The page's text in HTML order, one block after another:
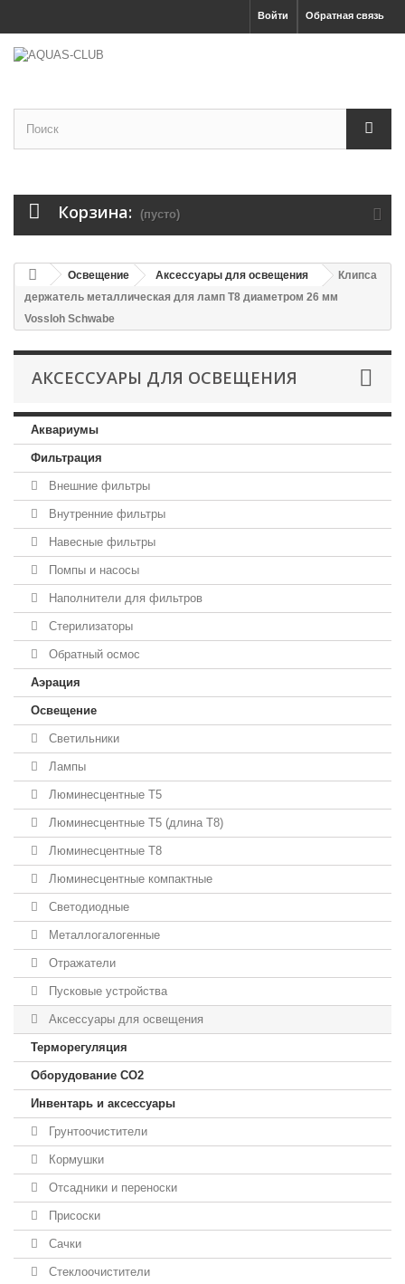
Обратная связь
Войти
Корзина: (пусто)
Освещение Аксессуары для освещения
Клипса
держатель металлическая для ламп T8 диаметром 26 мм
Vossloh Schwabe
АКСЕССУАРЫ ДЛЯ ОСВЕЩЕНИЯ
Аквариумы
Фильтрация
Внешние фильтры
Внутренние фильтры
Навесные фильтры
Помпы и насосы
Наполнители для фильтров
Стерилизаторы
Обратный осмос
Аэрация
Освещение
Светильники
Лампы
Люминесцентные T5
Люминесцентные T5 (длина T8)
Люминесцентные T8
Люминесцентные компактные
Светодиодные
Металлогалогенные
Отражатели
Пусковые устройства
Аксессуары для освещения
Терморегуляция
Оборудование CO2
Инвентарь и аксессуары
Грунтоочистители
Кормушки
Отсадники и переноски
Присоски
Сачки
Стеклоочистители